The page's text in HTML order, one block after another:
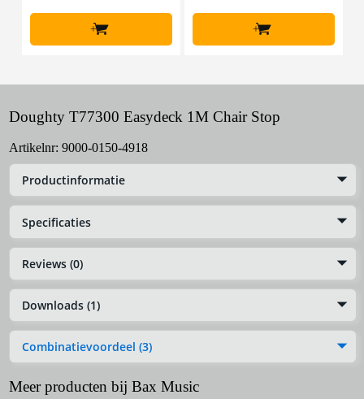
+ +
Doughty T77300 Easydeck 1M Chair Stop
Artikelnr: 9000-0150-4918
Productinformatie
Specificaties
Reviews (0)
Downloads (1)
Combinatievoordeel (3)
Meer producten bij Bax Music